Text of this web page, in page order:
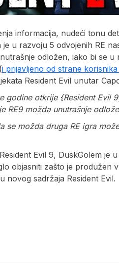
informacija, nudeći tonu
u razvoju 5 odvojenih RE
odložen, iako bi se
i prijavljeno od strane korisnika
Resident Evil unutar
godine otkrije {Resident Evil
RE9 možda unutrašnje
se možda druga RE igra
Evil 9, DuskGolem je
objasniti zašto je produžen
novog sadržaja Resident Evil.